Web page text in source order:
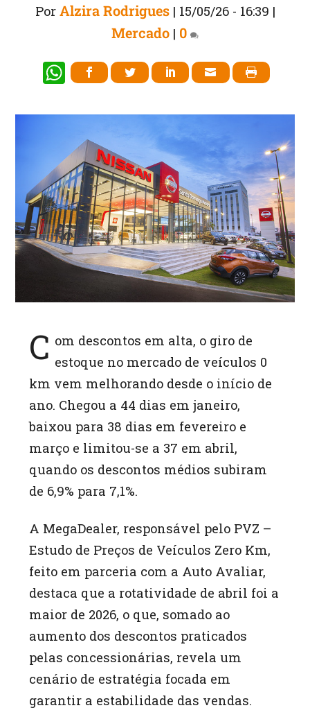
Por Alzira Rodrigues| 15/05/26 - 16:39 |
Mercado | 0
W
at
s
A
p
p
C om descontos em alta, o giro de
estoque no mercado de veículos 0
km vem melhorando desde o início de
ano. Chegou a 44 dias em janeiro,
baixou para 38 dias em fevereiro e
março e limitou-se a 37 em abril,
quando os descontos médios subiram
de 6,9% para 7,1%.
A MegaDealer, responsável pelo PVZ –
Estudo de Preços de Veículos Zero Km,
feito em parceria com a Auto Avaliar,
destaca que a rotatividade de abril foi a
maior de 2026, o que, somado ao
aumento dos descontos praticados
pelas concessionárias, revela um
cenário de estratégia focada em
garantir a estabilidade das vendas.